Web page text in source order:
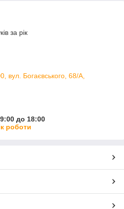
за рік
вул. Богаєвського, 68/А,
до 18:00
роботи